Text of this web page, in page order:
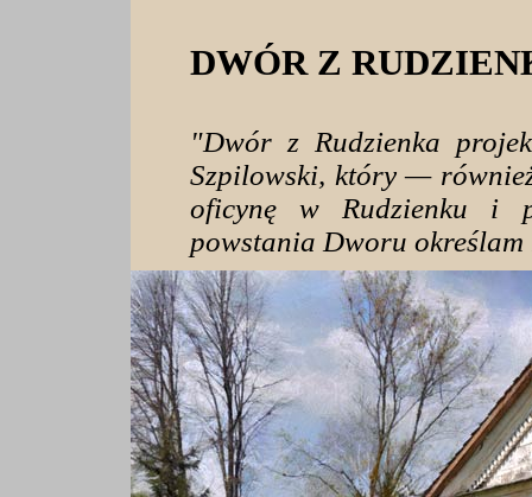
DWÓR Z
"Dwór z Rudzienka
Szpilowski, który —
oficynę w Rudzienku i
powstania Dworu